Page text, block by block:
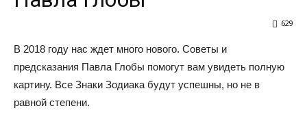
629
В 2018 году нас ждет много нового. Советы и
предсказания Павла Глобы помогут вам увидеть полную
картину. Все Знаки Зодиака будут успешны, но не в
равной степени.